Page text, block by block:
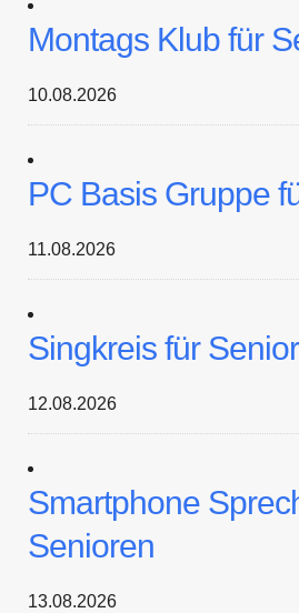
Montags Klub für
10.08.2026
PC Basis Gruppe
11.08.2026
Singkreis für
12.08.2026
Smartphone
Senioren
13.08.2026